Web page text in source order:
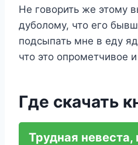
Не говорить же этому
дуболому, что его
подсыпать мне в еду
что это опрометчивое
Где скачать
Трудная невеста,